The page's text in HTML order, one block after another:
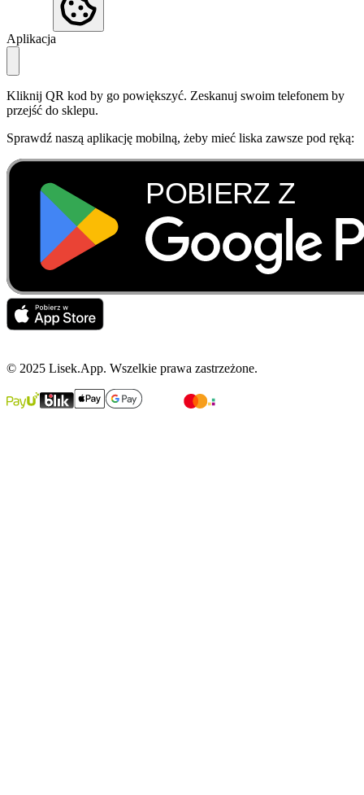
Aplikacja
Kliknij QR kod by go powiększyć. Zeskanuj swoim telefonem by
przejść do sklepu.
Sprawdź naszą aplikację mobilną, żeby mieć liska zawsze pod ręką:
© 2025 Lisek.App. Wszelkie prawa zastrzeżone.